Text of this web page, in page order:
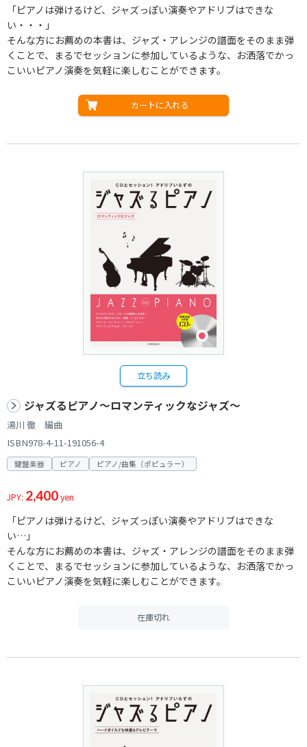
「ピアノは弾けるけど、ジャズっぽい演奏やアドリブはできな
い・・・」
そんな方にお薦めの本書は、ジャズ・アレンジの譜面をそのまま弾
くことで、まるでセッションに参加しているような、お洒落でかっ
こいいピアノ演奏を気軽に楽しむことができます。
カートに入れる
立ち読み
ジャズるピアノ～ロマンティックなジャズ～
湯川 徹 編曲
ISBN978-4-11-191056-4
鍵盤楽器 ピアノ ピアノ/曲集（ポピュラー）
JPY: 2,400yen
「ピアノは弾けるけど、ジャズっぽい演奏やアドリブはできな
い…」
そんな方にお薦めの本書は、ジャズ・アレンジの譜面をそのまま弾
くことで、まるでセッションに参加しているような、お洒落でかっ
こいいピアノ演奏を気軽に楽しむことができます。
在庫切れ